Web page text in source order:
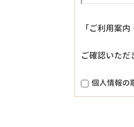
「ご利用案
ご確認いただ
個人情報の